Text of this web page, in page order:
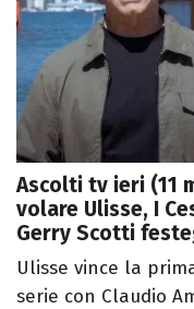
Ascolti tv ieri (11
volare Ulisse, I
Gerry Scotti
Ulisse vince la
serie con Claudio